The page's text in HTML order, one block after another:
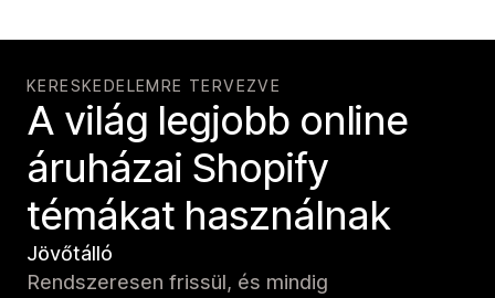
KERESKEDELEMRE TERVEZVE
A világ legjobb online
áruházai Shopify
témákat használnak
Jövőtálló
Rendszeresen frissül, és mindig